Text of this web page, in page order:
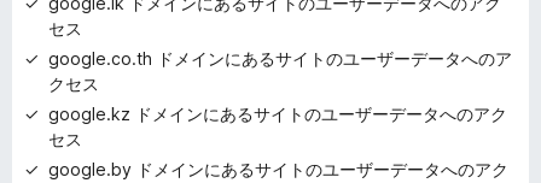
セス
google.co.th ドメインにあるサイトのユーザーデータへのア
クセス
google.kz ドメインにあるサイトのユーザーデータへのアク
セス
google.by ドメインにあるサイトのユーザーデータへのアク